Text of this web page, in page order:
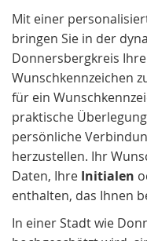
Mit einer
bringen Sie in der
Donnersbergkreis Ihre
Wunschkennzeichen
für ein
praktische
persönliche
herzustellen. Ihr
Daten, Ihre Initialen
enthalten, das Ihnen
In einer Stadt wie